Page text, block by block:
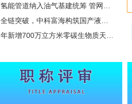
氢能管道纳入油气基建统筹 管网建设破解储运瓶颈
全链突破，中科富海构筑国产液氦自主保障体系
年新增700万立方米零碳生物质天然气！宝能昆仑这个项目正式向宝钢股份供气